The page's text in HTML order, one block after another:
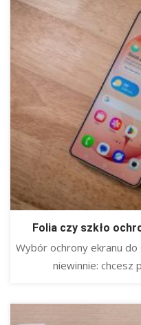
Folia czy szkło
Wybór ochrony ekranu do
niewinnie: chcesz